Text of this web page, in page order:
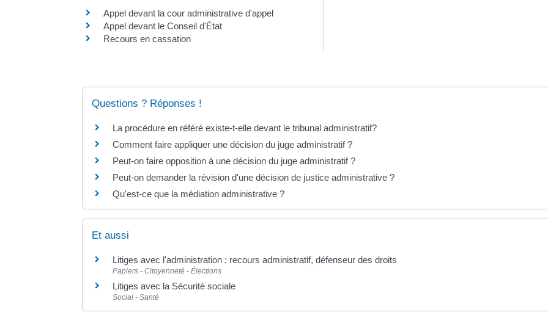
Appel devant la cour administrative d'appel
Appel devant le Conseil d'État
Recours en cassation
Questions ? Réponses !
La procédure en référé existe-t-elle devant le tribunal administratif?
Comment faire appliquer une décision du juge administratif ?
Peut-on faire opposition à une décision du juge administratif ?
Peut-on demander la révision d'une décision de justice administrative ?
Qu'est-ce que la médiation administrative ?
Et aussi
Litiges avec l'administration : recours administratif, défenseur des droits
Papiers - Citoyenneté - Élections
Litiges avec la Sécurité sociale
Social - Santé